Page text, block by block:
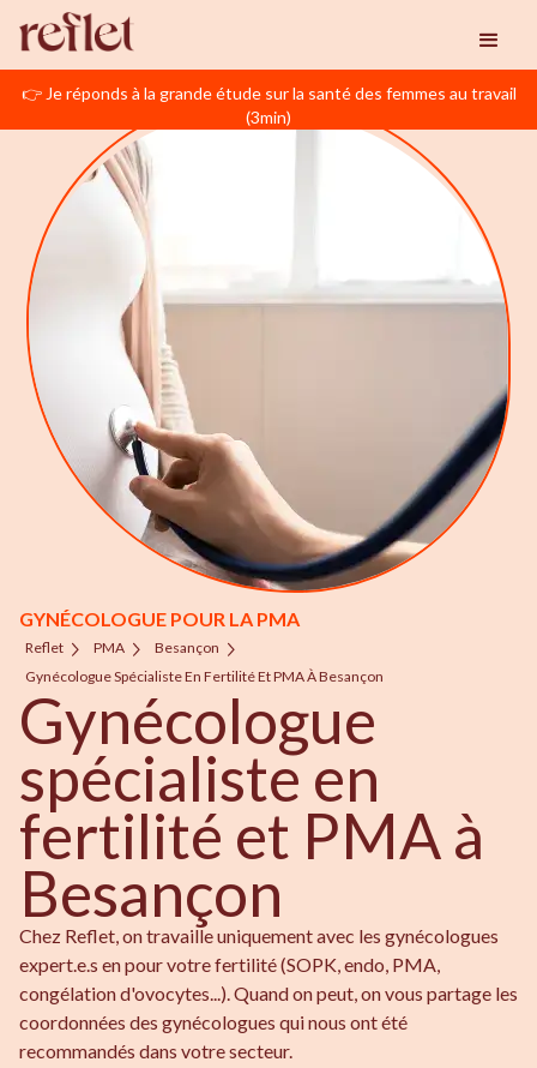
👉 Je réponds à la grande étude sur la santé des femmes au travail
(3min)
GYNÉCOLOGUE POUR LA PMA
Reflet PMA
Besançon
Gynécologue Spécialiste En Fertilité Et PMA À Besançon
Gynécologue
spécialiste en
fertilité et PMA à
Besançon
Chez Reflet, on travaille uniquement avec les gynécologues
expert.e.s en pour votre fertilité (SOPK, endo, PMA,
congélation d'ovocytes...). Quand on peut, on vous partage les
coordonnées des gynécologues qui nous ont été
recommandés dans votre secteur.